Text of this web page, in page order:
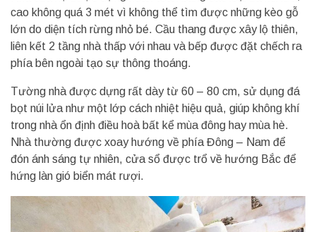
cao không quá 3 mét vì không thể tìm được những kèo gỗ
lớn do diện tích rừng nhỏ bé. Cầu thang được xây lộ thiên,
liên kết 2 tầng nhà thấp với nhau và bếp được đặt chếch ra
phía bên ngoài tạo sự thông thoáng.
Tường nhà được dựng rất dày từ 60 – 80 cm, sử dụng đá
bọt núi lửa như một lớp cách nhiệt hiệu quả, giúp không khí
trong nhà ổn định điều hoà bất kể mùa đông hay mùa hè.
Nhà thường được xoay hướng về phía Đông – Nam để
đón ánh sáng tự nhiên, cửa sổ được trổ về hướng Bắc để
hứng làn gió biển mát rượi.